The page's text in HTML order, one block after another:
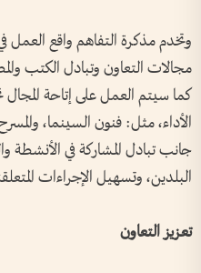
وتخدم مذكرة التفاهم واقع
مجالات التعاون وتبادل الكتب
كما سيتم العمل على إتاحة
الأداء، مثل: فنون السينما،
جانب تبادل المشاركة في الأنشطة
البلدين، وتسهيل الإجراءات
تعزيز التعاون